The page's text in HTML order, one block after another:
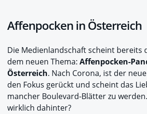
Affenpocken in Österreich
Die Medienlandschaft scheint
dem neuen Thema: Affenpocken-
Österreich. Nach Corona, ist der
den Fokus gerückt und scheint das
mancher Boulevard-Blätter zu
wirklich dahinter?